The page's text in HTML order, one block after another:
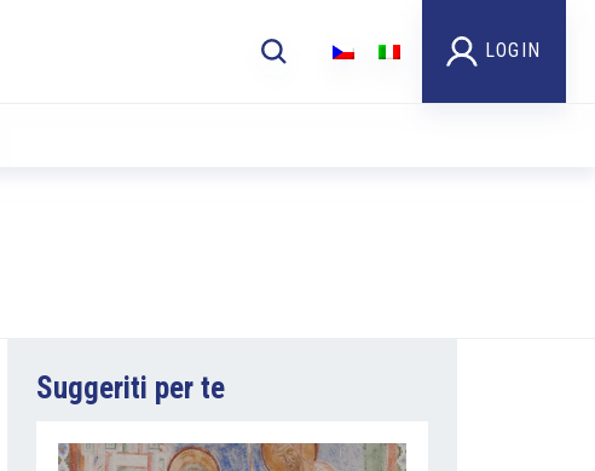
LOGIN
Suggeriti per te